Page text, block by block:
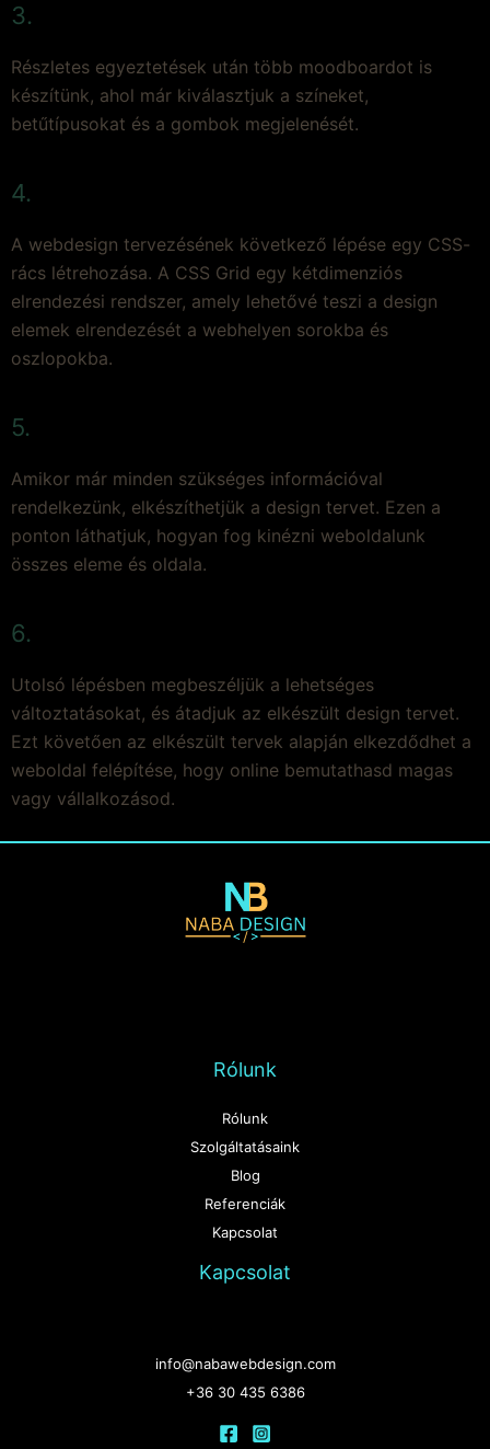
3.
Részletes egyeztetések után több moodboardot is
készítünk, ahol már kiválasztjuk a színeket,
betűtípusokat és a gombok megjelenését.
4.
A webdesign tervezésének következő lépése egy CSS-
rács létrehozása. A CSS Grid egy kétdimenziós
elrendezési rendszer, amely lehetővé teszi a design
elemek elrendezését a webhelyen sorokba és
oszlopokba.
5.
Amikor már minden szükséges információval
rendelkezünk, elkészíthetjük a design tervet. Ezen a
ponton láthatjuk, hogyan fog kinézni weboldalunk
összes eleme és oldala.
6.
Utolsó lépésben megbeszéljük a lehetséges
változtatásokat, és átadjuk az elkészült design tervet.
Ezt követően az elkészült tervek alapján elkezdődhet a
weboldal felépítése, hogy online bemutathasd magas
vagy vállalkozásod.
Rólunk
Rólunk
Szolgáltatásaink
Blog
Referenciák
Kapcsolat
Kapcsolat
info@nabawebdesign.com
+36 30 435 6386